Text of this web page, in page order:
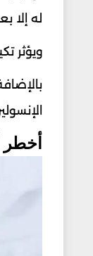
له إلا
ويؤثر
أخطر